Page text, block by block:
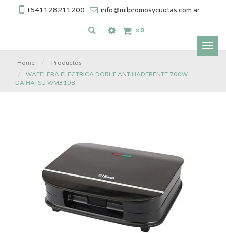
+541128211200 info@milpromosycuotas.com.ar
x 0
Home
Productos
WAFFLERA ELECTRICA DOBLE ANTIHADERENTE 700W
DAIHATSU WM310B